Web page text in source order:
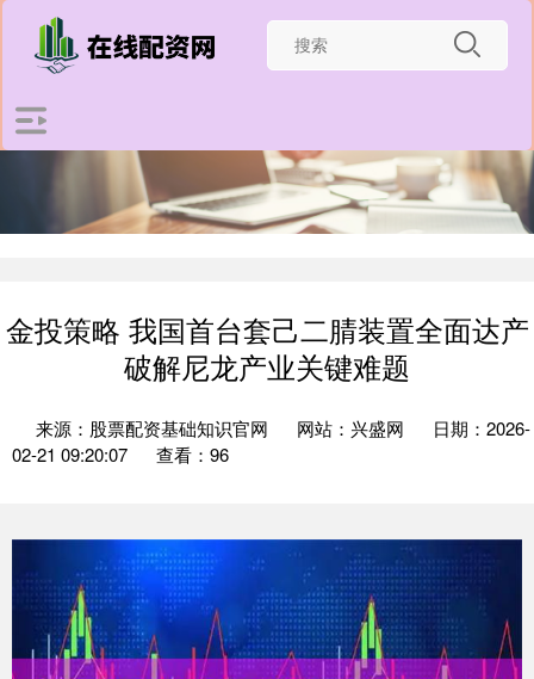
金投策略 我国首台套己二腈装置全面达产
破解尼龙产业关键难题
来源：股票配资基础知识官网 网站：兴盛网
日期：2026-
02-21 09:20:07
查看：96